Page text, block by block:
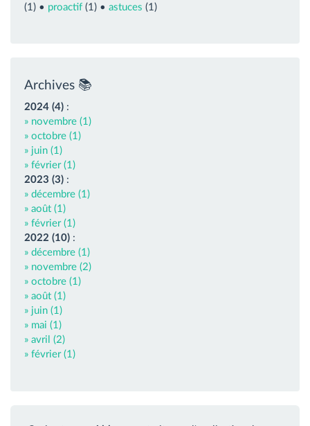
(1) • proactif (1) • astuces (1)
Archives 📚
2024 (4) :
» novembre (1)
» octobre (1)
» juin (1)
» février (1)
2023 (3) :
» décembre (1)
» août (1)
» février (1)
2022 (10) :
» décembre (1)
» novembre (2)
» octobre (1)
» août (1)
» juin (1)
» mai (1)
» avril (2)
» février (1)